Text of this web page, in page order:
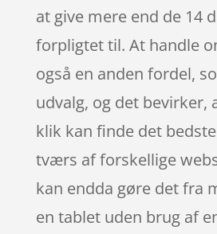
at give mere end de 14
forpligtet til. At handle
også en anden fordel,
udvalg, og det bevirker,
klik kan finde det
tværs af forskellige
kan endda gøre det fra
en tablet uden brug af